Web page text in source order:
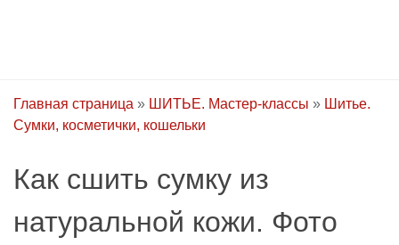
Главная страница » ШИТЬЕ. Мастер-классы » Шитье.
Сумки, косметички, кошельки
Как сшить сумку из
натуральной кожи. Фото